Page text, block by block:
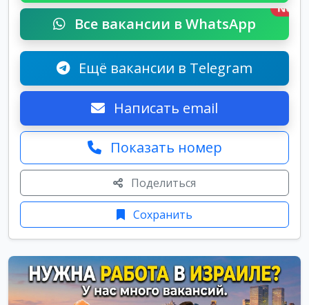
Все вакансии в WhatsApp
New
Ещё вакансии в Telegram
Написать email
Показать номер
Поделиться
Сохранить